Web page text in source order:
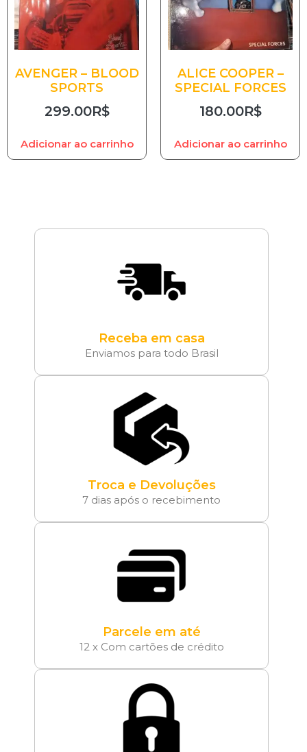
AVENGER – BLOOD
SPORTS
299.00R$
Adicionar ao carrinho
ALICE COOPER –
SPECIAL FORCES
180.00R$
Adicionar ao carrinho
Receba em casa
Enviamos para todo Brasil
Troca e Devoluções
7 dias após o recebimento
Parcele em até
12 x Com cartões de crédito